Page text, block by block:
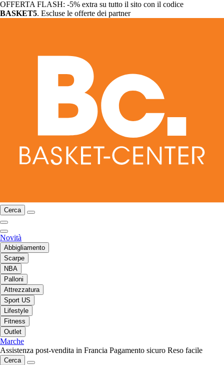
OFFERTA FLASH: -5% extra su tutto il sito con il codice
BASKET5. Escluse le offerte dei partner
Cerca
Novità
Abbigliamento
Scarpe
NBA
Palloni
Attrezzatura
Sport US
Lifestyle
Fitness
Outlet
Marche
Assistenza post-vendita in Francia Pagamento sicuro Reso facile
Cerca